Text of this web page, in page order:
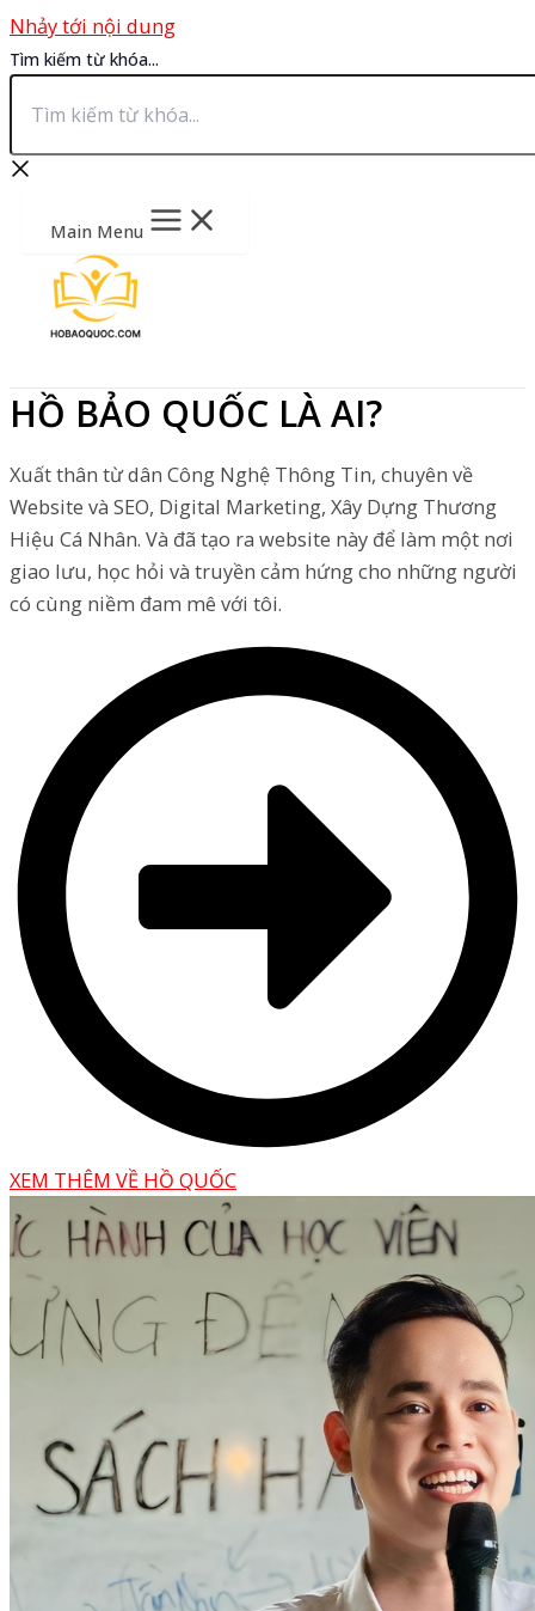
Nhảy tới nội dung
Tìm kiếm từ khóa...
Main Menu
HỒ BẢO QUỐC LÀ AI?
Xuất thân từ dân Công Nghệ Thông Tin, chuyên về
Website và SEO, Digital Marketing, Xây Dựng Thương
Hiệu Cá Nhân. Và đã tạo ra website này để làm một nơi
giao lưu, học hỏi và truyền cảm hứng cho những người
có cùng niềm đam mê với tôi.
XEM THÊM VỀ HỒ QUỐC